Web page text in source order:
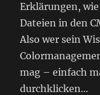
Erklärungen,
Dateien in den
Also wer sein
mag – einfach
durchklicken…